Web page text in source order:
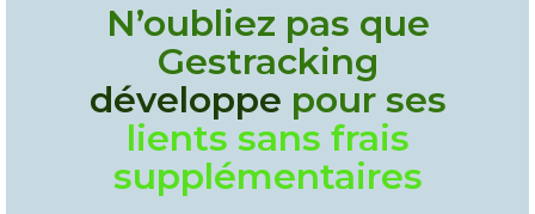
N’oubliez pas que
Gestracking
développe pour ses
lients sans frais
supplémentaires